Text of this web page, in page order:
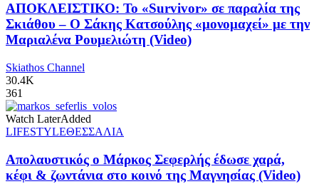
ΑΠΟΚΛΕΙΣΤΙΚΟ: Το «Survivor» σε παραλία της
Σκιάθου – Ο Σάκης Κατσούλης «μονομαχεί» με την
Μαριαλένα Ρουμελιώτη (Video)
Skiathos Channel
30.4K
361
Watch LaterAdded
LIFESTYLEΘΕΣΣΑΛΙΑ
Απολαυστικός ο Μάρκος Σεφερλής έδωσε χαρά,
κέφι & ζωντάνια στο κοινό της Μαγνησίας (Video)